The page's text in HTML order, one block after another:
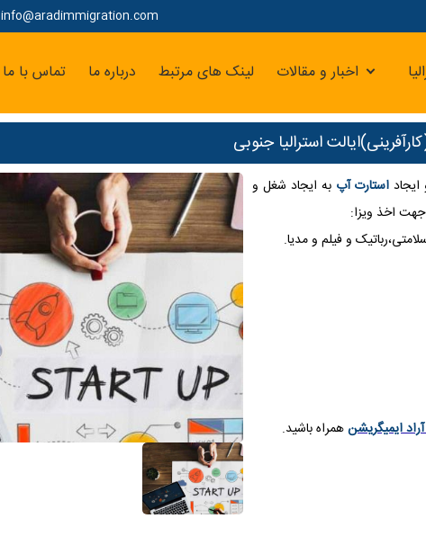
info@aradimmigration.com
اخبار و مقالات لینک های مرتبط درباره ما تماس با ما
استرالیا جنوبی
استارت آپ به ایجاد شغل و
جهت اخذ ویزا:
و فیلم و مدیا.
ایمیگریشنهمراه باشید.